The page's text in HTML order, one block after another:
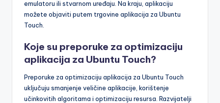
emulatoru ili stvarnom uređaju. Na kraju, aplikaciju
možete objaviti putem trgovine aplikacija za Ubuntu
Touch.
Koje su preporuke za optimizaciju
aplikacija za Ubuntu Touch?
Preporuke za optimizaciju aplikacija za Ubuntu Touch
uključuju smanjenje veličine aplikacije, korištenje
učinkovitih algoritama i optimizaciju resursa. Razvijatelji